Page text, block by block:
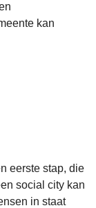
kan
eerste stap, die
social city kan
in staat